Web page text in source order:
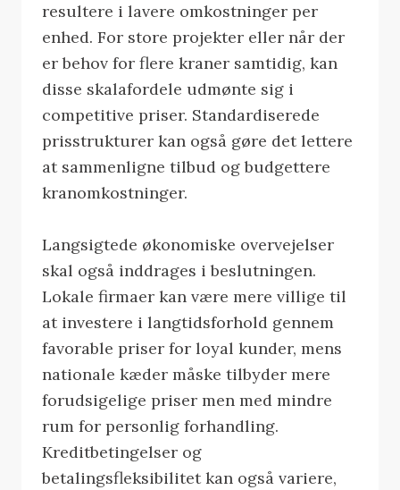
resultere i lavere omkostninger per
enhed. For store projekter eller når der
er behov for flere kraner samtidig, kan
disse skalafordele udmønte sig i
competitive priser. Standardiserede
prisstrukturer kan også gøre det lettere
at sammenligne tilbud og budgettere
kranomkostninger.
Langsigtede økonomiske overvejelser
skal også inddrages i beslutningen.
Lokale firmaer kan være mere villige til
at investere i langtidsforhold gennem
favorable priser for loyal kunder, mens
nationale kæder måske tilbyder mere
forudsigelige priser men med mindre
rum for personlig forhandling.
Kreditbetingelser og
betalingsfleksibilitet kan også variere,